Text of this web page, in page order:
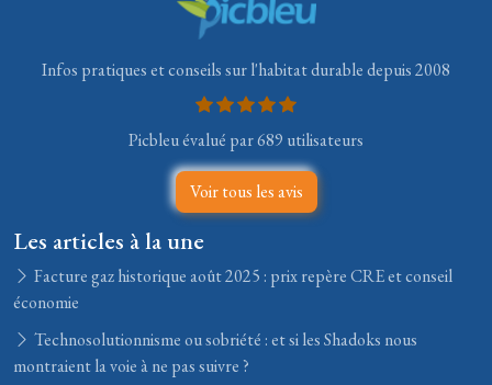
Infos pratiques et conseils sur l'habitat durable depuis 2008
Picbleu évalué par 689 utilisateurs
Voir tous les avis
Les articles à la une
Facture gaz historique août 2025 : prix repère CRE et conseil
économie
Technosolutionnisme ou sobriété : et si les Shadoks nous
montraient la voie à ne pas suivre ?